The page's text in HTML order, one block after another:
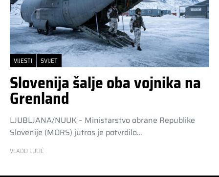
VIJESTI SVIJET
Slovenija šalje oba vojnika na
Grenland
LJUBLJANA/NUUK – Ministarstvo obrane Republike
Slovenije (MORS) jutros je potvrdilo…
VLADO LUCIĆ